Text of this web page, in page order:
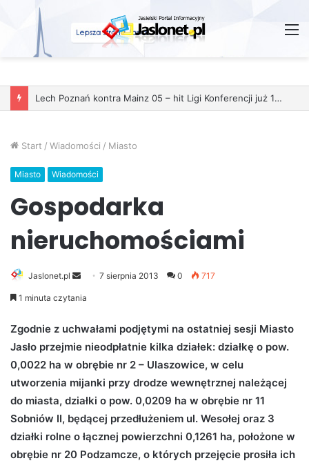
Lech Poznań kontra Mainz 05 – hit Ligi Konferencji już 11 grudnia
Start / Wiadomości / Miasto
Miasto Wiadomości
Gospodarka
nieruchomościami
Jaslonet.pl
e
d
n
m
i
7 sierpnia 2013 0 717
1 minuta czytania
Zgodnie z uchwałami podjętymi na ostatniej sesji Miasto
Jasło przejmie nieodpłatnie kilka działek: działkę o pow.
0,0022 ha w obrębie nr 2 – Ulaszowice, w celu
utworzenia mijanki przy drodze wewnętrznej należącej
do miasta, działki o pow. 0,0209 ha w obrębie nr 11
Sobniów II, będącej przedłużeniem ul. Wesołej oraz 3
działki rolne o łącznej powierzchni 0,1261 ha, położone w
obrębie nr 20 Podzamcze, o których przejęcie prosiła ich